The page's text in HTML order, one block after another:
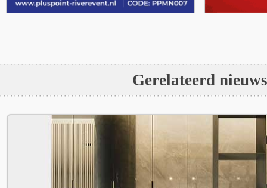
Gerelateerd nieuws